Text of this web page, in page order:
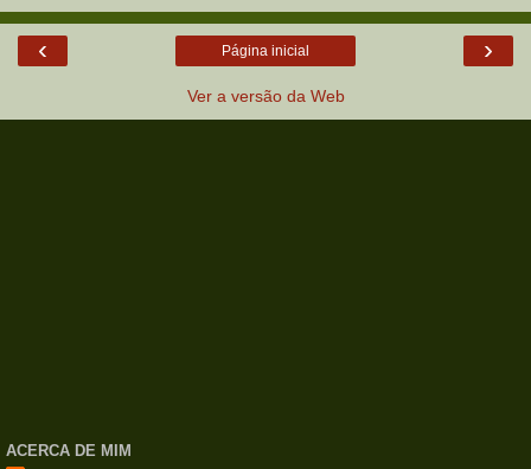
‹ ›
Página inicial
Ver a versão da Web
ACERCA DE MIM